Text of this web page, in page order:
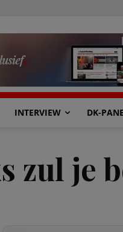
INTERVIEW DK-
zul je